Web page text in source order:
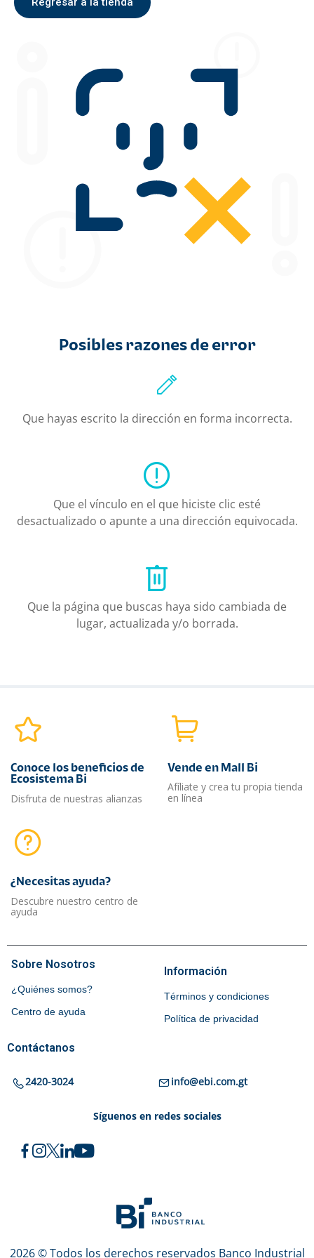
Posibles razones de error
Que hayas escrito la dirección en forma incorrecta.
Que el vínculo en el que hiciste clic esté
desactualizado o apunte a una dirección equivocada.
Que la página que buscas haya sido cambiada de
lugar, actualizada y/o borrada.
Conoce los beneficios de
Ecosistema Bi
Disfruta de nuestras alianzas
Vende en Mall Bi
Afíliate y crea tu propia tienda
en línea
¿Necesitas ayuda?​
Descubre nuestro centro de
ayuda
Sobre Nosotros
¿Quiénes somos?
Centro de ayuda
Información
Términos y condiciones
Política de privacidad
Contáctanos
2420-3024 info@ebi.com.gt
Síguenos en redes sociales
2026 © Todos los derechos reservados Banco Industrial